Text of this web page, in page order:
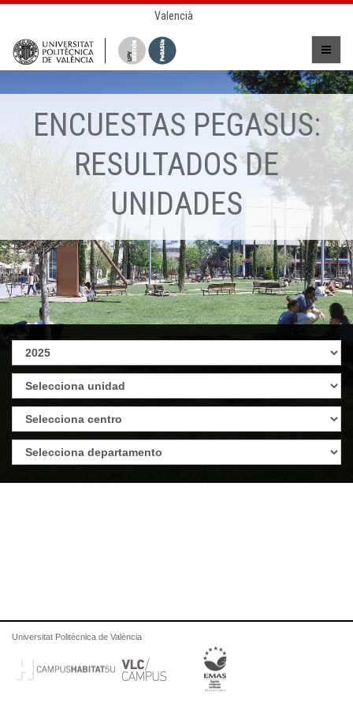
Valencià
ENCUESTAS PEGASUS:
RESULTADOS DE
UNIDADES
Universitat Politècnica de València